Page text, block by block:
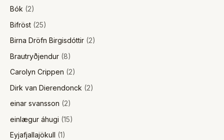
Bók (2)
Bifröst (25)
Birna Dröfn Birgisdóttir (2)
Brautryðjendur (8)
Carolyn Crippen (2)
Dirk van Dierendonck (2)
einar svansson (2)
einlægur áhugi (15)
Eyjafjallajökull (1)